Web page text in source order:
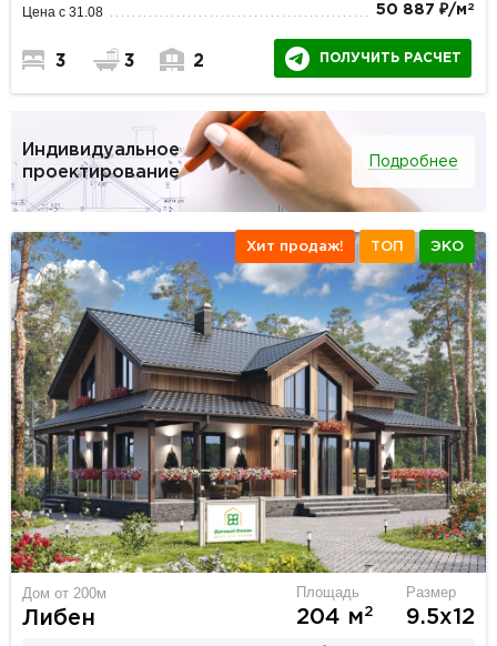
Цена с 31.08 50 887 ₽/м 2
3 3 2 ПОЛУЧИТЬ РАСЧЕТ
Индивидуальное
проектирование
Подробнее
Хит продаж! ТОП ЭКО
Дом от 200м
Либен
Площадь
204 м2
Размер
9.5х12